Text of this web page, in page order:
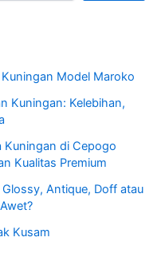
Model Maroko
Kuningan: Kelebihan,
Kuningan di Cepogo
Kualitas Premium
Antique, Doff atau
Kusam